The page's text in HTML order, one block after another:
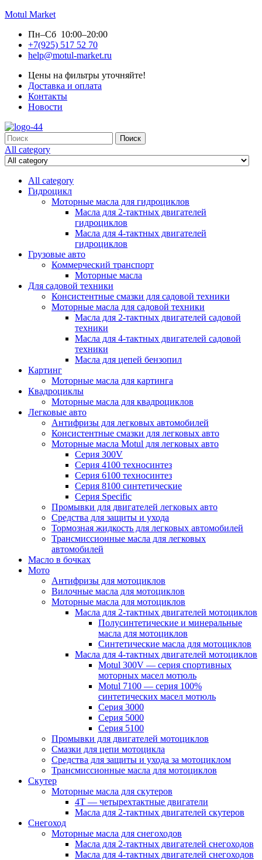
Motul Market
Пн–Сб 10:00–20:00
+7(925) 517 52 70
help@motul-market.ru
Цены на фильтры уточняйте!
Доставка и оплата
Контакты
Новости
Search
for:
Поиск
All category
All category
Гидроцикл
Моторные масла для гидроциклов
Масла для 2-тактных двигателей
гидроциклов
Масла для 4-тактных двигателей
гидроциклов
Грузовые авто
Коммерческий транспорт
Моторные масла
Для садовой техники
Консистентные смазки для садовой техники
Моторные масла для садовой техники
Масла для 2-тактных двигателей садовой
техники
Масла для 4-тактных двигателей садовой
техники
Масла для цепей бензопил
Картинг
Моторные масла для картинга
Квадроциклы
Моторные масла для квадроциклов
Легковые авто
Антифризы для легковых автомобилей
Консистентные смазки для легковых авто
Моторные масла Motul для легковых авто
Серия 300V
Серия 4100 техносинтез
Серия 6100 техносинтез
Серия 8100 синтетические
Серия Specific
Промывки для двигателей легковых авто
Средства для защиты и ухода
Тормозная жидкость для легковых автомобилей
Трансмиссионные масла для легковых
автомобилей
Масло в бочках
Мото
Антифризы для мотоциклов
Вилочные масла для мотоциклов
Моторные масла для мотоциклов
Масла для 2-тактных двигателей мотоциклов
Полусинтетические и минеральные
масла для мотоциклов
Синтетические масла для мотоциклов
Масла для 4-тактных двигателей мотоциклов
Motul 300V — серия спортивных
моторных масел мотюль
Motul 7100 — серия 100%
синтетических масел мотюль
Серия 3000
Серия 5000
Серия 5100
Промывки для двигателей мотоциклов
Смазки для цепи мотоцикла
Средства для защиты и ухода за мотоциклом
Трансмиссионные масла для мотоциклов
Скутер
Моторные масла для скутеров
4Т — четырехтактные двигатели
Масла для 2-тактных двигателей скутеров
Снегоход
Моторные масла для снегоходов
Масла для 2-тактных двигателей снегоходов
Масла для 4-тактных двигателей снегоходов